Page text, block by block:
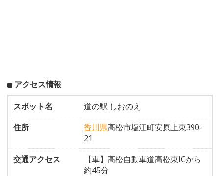
アクセス情報
スポット名
道の駅 しおのえ
住所
香川県高松市塩江町安原上東390-
21
交通アクセス
【車】高松自動車道高松東ICから
約45分